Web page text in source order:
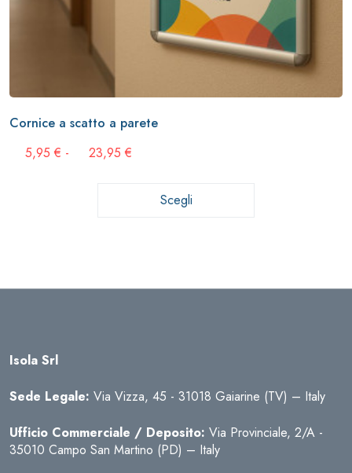
Cornice a scatto a parete
5,95 € - 23,95 €
5,95 €Scegli
Isola Srl
Sede Legale: Via Vizza, 45 - 31018 Gaiarine (TV) – Italy
Ufficio Commerciale / Deposito: Via Provinciale, 2/A -
35010 Campo San Martino (PD) – Italy